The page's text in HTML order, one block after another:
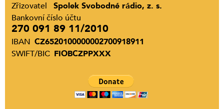
Zřizovatel
Spolek Svobodné rádio, z. s.
Bankovní číslo účtu
270 091 89 11/2010
IBAN CZ6520100000002700918911
SWIFT/BIC FIOBCZPPXXX